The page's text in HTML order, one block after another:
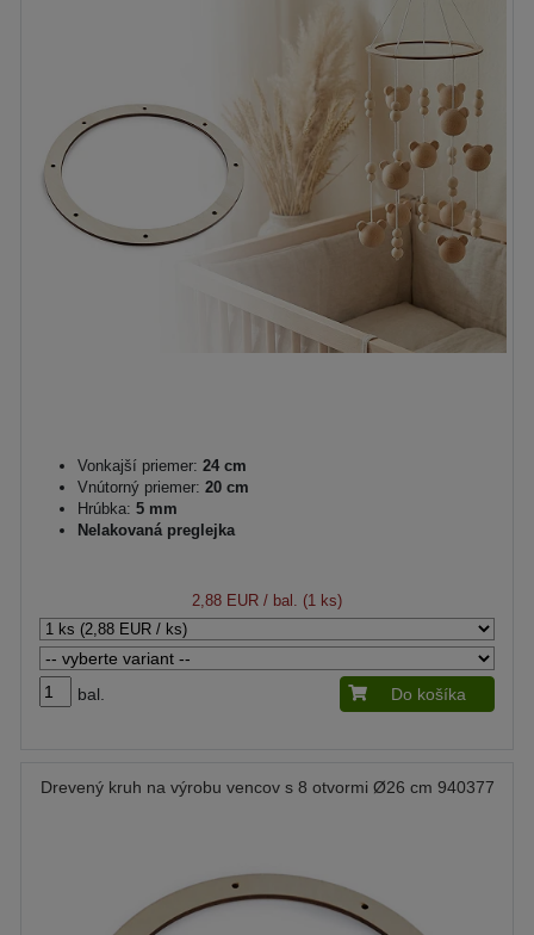
Vonkajší priemer: 24 cm
Vnútorný priemer: 20 cm
Hrúbka: 5 mm
Nelakovaná preglejka
2,88 EUR / bal. (1 ks)
bal. Do košíka
Drevený kruh na výrobu vencov s 8 otvormi Ø26 cm 940377